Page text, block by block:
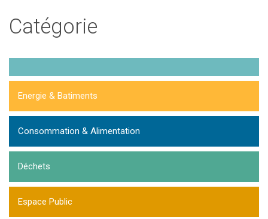
Catégorie
Energie & Batiments
Consommation & Alimentation
Déchets
Espace Public